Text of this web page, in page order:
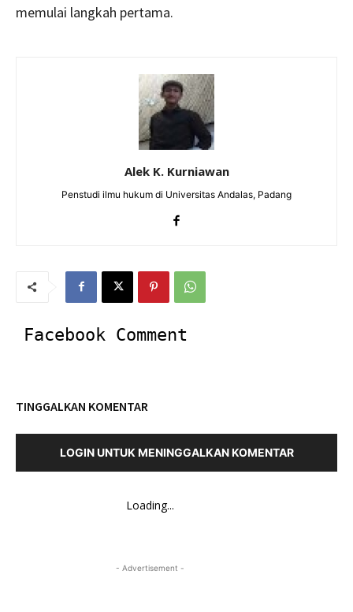
memulai langkah pertama.
Alek K. Kurniawan
Penstudi ilmu hukum di Universitas Andalas, Padang
Facebook Comment
TINGGALKAN KOMENTAR
LOGIN UNTUK MENINGGALKAN KOMENTAR
Loading...
- Advertisement -